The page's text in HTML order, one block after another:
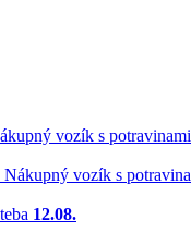
vozík s potravinami
12.08.